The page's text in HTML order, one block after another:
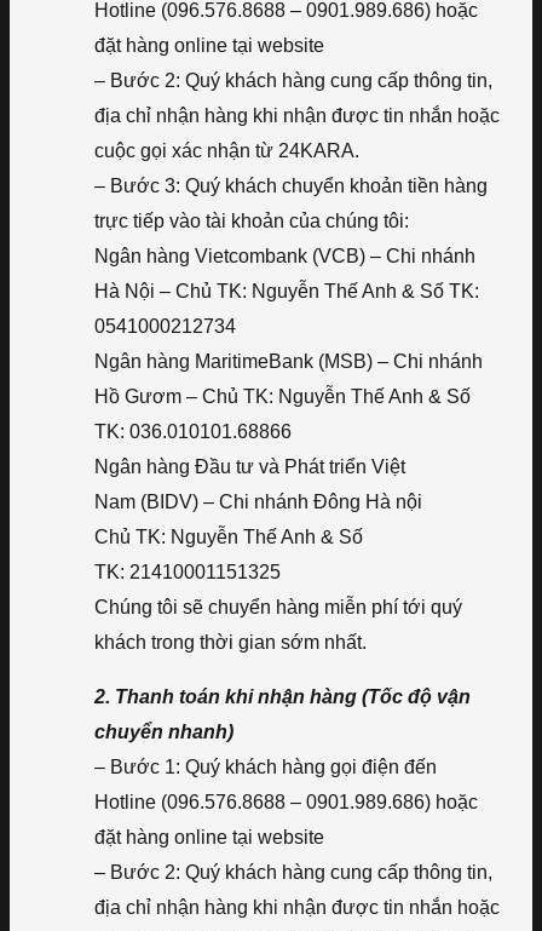
Hotline (096.576.8688 – 0901.989.686) hoặc
đặt hàng online tại website
– Bước 2: Quý khách hàng cung cấp thông tin,
địa chỉ nhận hàng khi nhận được tin nhắn hoặc
cuộc gọi xác nhận từ 24KARA.
– Bước 3: Quý khách chuyển khoản tiền hàng
trực tiếp vào tài khoản của chúng tôi:
Ngân hàng Vietcombank (VCB) – Chi nhánh
Hà Nội – Chủ TK: Nguyễn Thế Anh & Số TK:
0541000212734
Ngân hàng MaritimeBank (MSB) – Chi nhánh
Hồ Gươm – Chủ TK: Nguyễn Thế Anh & Số
TK: 036.010101.68866
Ngân hàng Đầu tư và Phát triển Việt
Nam (BIDV) – Chi nhánh Đông Hà nội
Chủ TK: Nguyễn Thế Anh & Số
TK: 21410001151325
Chúng tôi sẽ chuyển hàng miễn phí tới quý
khách trong thời gian sớm nhất.
2. Thanh toán khi nhận hàng (Tốc độ vận
chuyển nhanh)
– Bước 1: Quý khách hàng gọi điện đến
Hotline (096.576.8688 – 0901.989.686) hoặc
đặt hàng online tại website
– Bước 2: Quý khách hàng cung cấp thông tin,
địa chỉ nhận hàng khi nhận được tin nhắn hoặc